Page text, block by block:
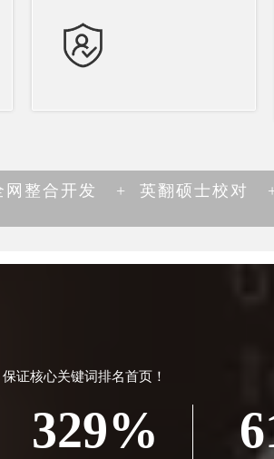
合开发 + 英翻硕士校对 +
证核心关键词排名首页！
329%